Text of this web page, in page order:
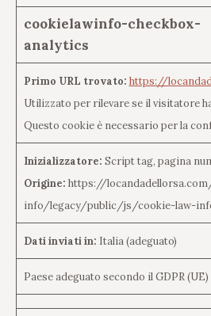
cookielawinfo-checkbox-
analytics
Primo URL trovato: https://
Utilizzato per rilevare se il visitatore
Questo cookie è necessario per la
Inizializzatore: Script tag, pagina
Origine: https://
info/legacy/public/js/cookie-law-
Dati inviati in: Italia (adeguato)
Paese adeguato secondo il GDPR (UE)